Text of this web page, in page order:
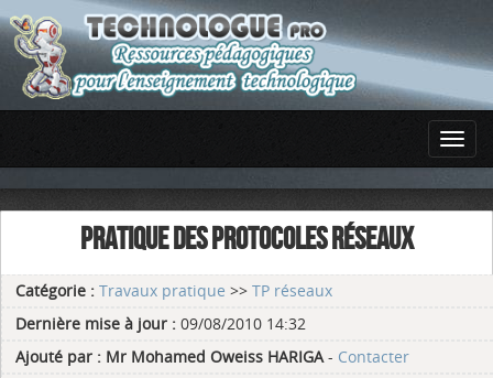
PRATIQUE DES PROTOCOLES RÉSEAUX
Catégorie : Travaux pratique >> TP réseaux
Dernière mise à jour : 09/08/2010 14:32
Ajouté par : Mr Mohamed Oweiss HARIGA- Contacter